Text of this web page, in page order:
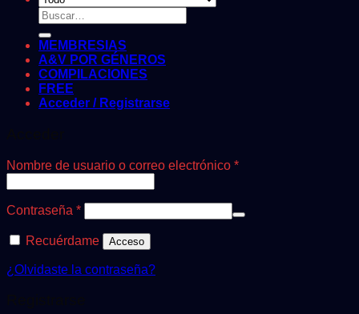
Buscar
por:
MEMBRESIAS
A&V POR GÉNEROS
COMPILACIONES
FREE
Acceder / Registrarse
Nombre de usuario o correo electrónico *Obligatorio
Contraseña *Obligatorio
Recuérdame Acceso
¿Olvidaste la contraseña?